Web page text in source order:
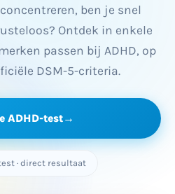
ben je snel
Ontdek in enkele
passen bij ADHD, op
DSM-5-criteria.
ADHD-test→
· direct resultaat